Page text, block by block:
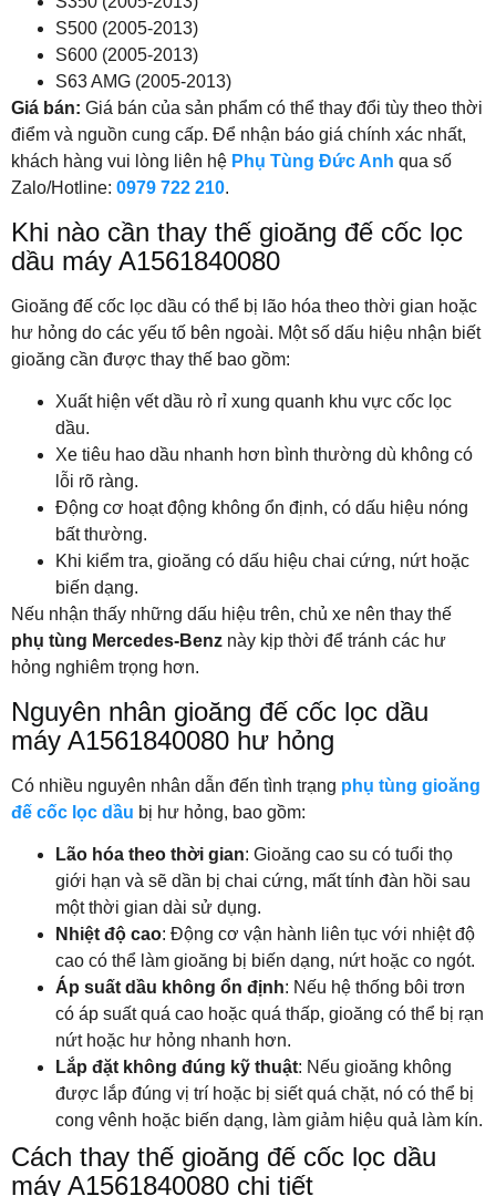
S500 (2005-2013)
S600 (2005-2013)
S63 AMG (2005-2013)
Giá bán: Giá bán của sản phẩm có thể thay đổi tùy theo thời
điểm và nguồn cung cấp. Để nhận báo giá chính xác nhất,
khách hàng vui lòng liên hệ Phụ Tùng Đức Anh qua số
Zalo/Hotline: 0979 722 210.
Khi nào cần thay thế gioăng đế cốc lọc
dầu máy A1561840080
Gioăng đế cốc lọc dầu có thể bị lão hóa theo thời gian hoặc
hư hỏng do các yếu tố bên ngoài. Một số dấu hiệu nhận biết
gioăng cần được thay thế bao gồm:
Xuất hiện vết dầu rò rỉ xung quanh khu vực cốc lọc
dầu.
Xe tiêu hao dầu nhanh hơn bình thường dù không có
lỗi rõ ràng.
Động cơ hoạt động không ổn định, có dấu hiệu nóng
bất thường.
Khi kiểm tra, gioăng có dấu hiệu chai cứng, nứt hoặc
biến dạng.
Nếu nhận thấy những dấu hiệu trên, chủ xe nên thay thế
phụ tùng Mercedes-Benz này kịp thời để tránh các hư
hỏng nghiêm trọng hơn.
Nguyên nhân gioăng đế cốc lọc dầu
máy A1561840080 hư hỏng
Có nhiều nguyên nhân dẫn đến tình trạng phụ tùng gioăng
đế cốc lọc dầu bị hư hỏng, bao gồm:
Lão hóa theo thời gian: Gioăng cao su có tuổi thọ
giới hạn và sẽ dần bị chai cứng, mất tính đàn hồi sau
một thời gian dài sử dụng.
Nhiệt độ cao: Động cơ vận hành liên tục với nhiệt độ
cao có thể làm gioăng bị biến dạng, nứt hoặc co ngót.
Áp suất dầu không ổn định: Nếu hệ thống bôi trơn
có áp suất quá cao hoặc quá thấp, gioăng có thể bị rạn
nứt hoặc hư hỏng nhanh hơn.
Lắp đặt không đúng kỹ thuật: Nếu gioăng không
được lắp đúng vị trí hoặc bị siết quá chặt, nó có thể bị
cong vênh hoặc biến dạng, làm giảm hiệu quả làm kín.
Cách thay thế gioăng đế cốc lọc dầu
máy A1561840080 chi tiết